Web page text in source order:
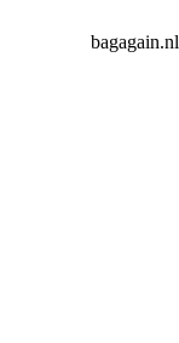
bagagain.nl